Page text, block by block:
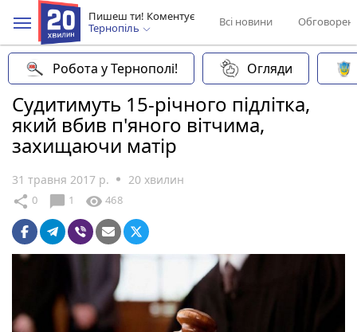
Пишеш ти! Коментує
Тернопіль
Всі новини
Робота у Тернополі! Огляди
Судитимуть 15-річного підлітка,
який вбив п'яного вітчима,
захищаючи матір
31 травня 2017 р. 20 хвилин
share 0 chat_bubble 1 visibility 468